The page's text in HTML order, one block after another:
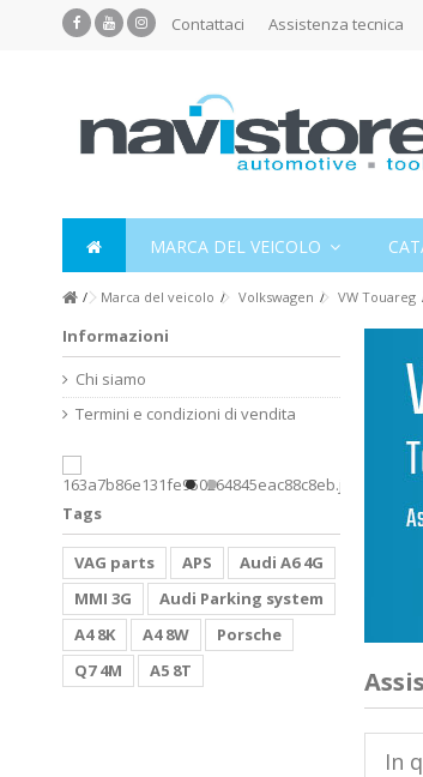
Contattaci Assistenza tecnica
MARCA DEL VEICOLO
Marca del veicolo Volkswagen VW Touareg
In
Informazioni
Chi siamo
Termini e condizioni di vendita
Tags
VAG parts APS
Audi A6 4G
MMI 3G
Audi Parking system
A4 8K
A4 8W
Porsche
Q7 4M
A5 8T